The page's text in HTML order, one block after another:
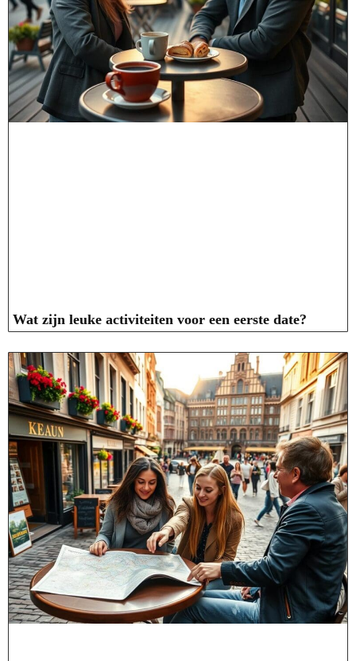
Wat zijn leuke activiteiten voor een eerste date?